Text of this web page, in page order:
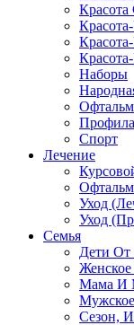
Наборы
Спорт
Лечение
Уход
Уход
Семья
Дети
Женское
Мама И
Сезон,